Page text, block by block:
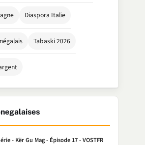
Diaspora Italie
Tabaski 2026
- Kër Gu Mag - Épisode 17 - VOSTFR